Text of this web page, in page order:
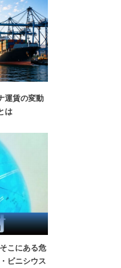
運賃の変動
は
こにある危
ビニシウス